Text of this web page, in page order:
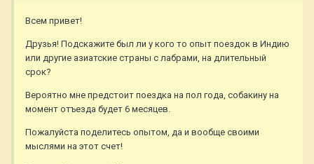
Всем привет!
Друзья! Подскажите был ли у кого то опыт поездок в Индию
или другие азиатские страны с лабрами, на длительный
срок?
Вероятно мне предстоит поездка на пол года, собакину на
момент отъезда будет 6 месяцев.
Пожалуйста поделитесь опытом, да и вообще своими
мыслями на этот счет!